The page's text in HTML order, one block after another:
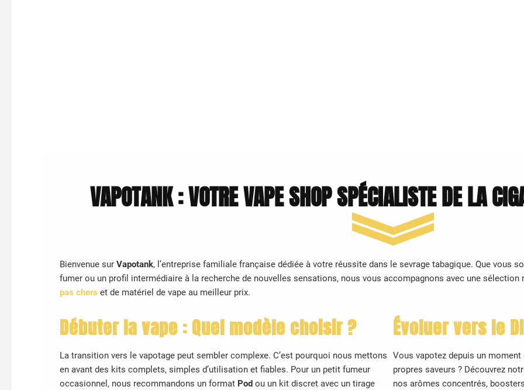
VAPOTANK : VOTRE VAPE SHOP SPÉCIALISTE DE LA
Bienvenue sur Vapotank, l’entreprise familiale française dédiée à votre réussite dans le sevrage tabagique. Que vous
fumer ou un profil intermédiaire à la recherche de nouvelles sensations, nous vous accompagnons avec une sélection
pas chers et de matériel de vape au meilleur prix.
Débuter la vape : Quel modèle choisir ?
La transition vers le vapotage peut sembler complexe. C’est pourquoi nous mettons
en avant des kits complets, simples d’utilisation et fiables. Pour un petit fumeur
occasionnel, nous recommandons un format Pod ou un kit discret avec un tirage
Évoluer vers le
Vous vapotez depuis un
propres saveurs ? Découvrez
nos arômes concentrés,